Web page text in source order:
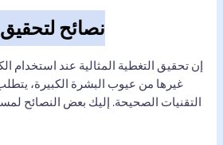
نصائح
إن تحقيق التغطية المثالية عند استخدام
غيرها من عيوب البشرة الكبيرة،
التقنيات الصحيحة. إليك بعض النصائح